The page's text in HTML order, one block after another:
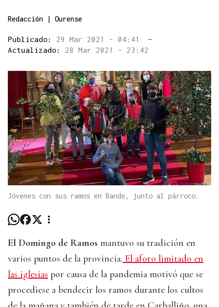
Redacción | Ourense
Publicado: 29 Mar 2021 - 04:41
—
Actualizado: 28 Mar 2021 - 23:42
Jóvenes con sus ramos en Bande, junto al párroco.
El Domingo de Ramos mantuvo su tradición en
varios puntos de la provincia. El aforo limitado en
las iglesias por causa de la pandemia motivó que se
procediese a bendecir los ramos durante los cultos